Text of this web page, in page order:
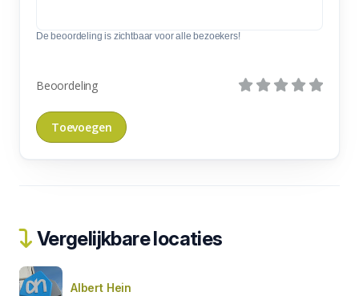
De beoordeling is zichtbaar voor alle bezoekers!
Beoordeling
Vergelijkbare locaties
Albert Hein